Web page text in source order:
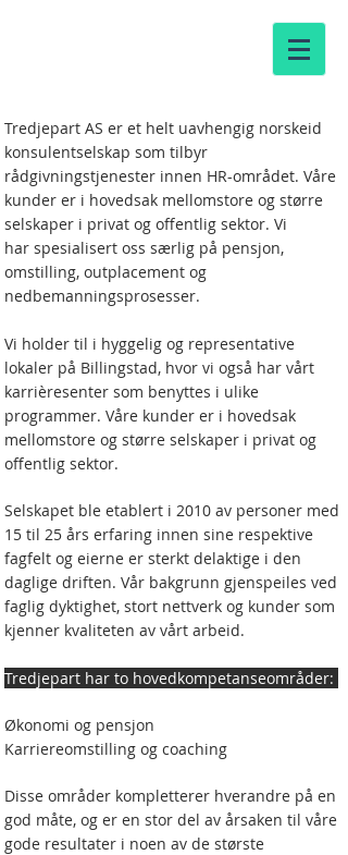
Tredjepart AS er et helt uavhengig norskeid
konsulentselskap som tilbyr
rådgivningstjenester innen HR-området. Våre
kunder er i hovedsak mellomstore og større
selskaper i privat og offentlig sektor. Vi
har spesialisert oss særlig på pensjon,
omstilling, outplacement og
nedbemanningsprosesser.
Vi holder til i hyggelig og representative
lokaler på Billingstad, hvor vi også har vårt
karrièresenter som benyttes i ulike
programmer. Våre kunder er i hovedsak
mellomstore og større selskaper i privat og
offentlig sektor.
Selskapet ble etablert i 2010 av personer med
15 til 25 års erfaring innen sine respektive
fagfelt og eierne er sterkt delaktige i den
daglige driften. Vår bakgrunn gjenspeiles ved
faglig dyktighet, stort nettverk og kunder som
kjenner kvaliteten av vårt arbeid.
Tredjepart har to hovedkompetanseområder:
Økonomi og pensjon
Karriereomstilling og coaching
Disse områder kompletterer hverandre på en
god måte, og er en stor del av årsaken til våre
gode resultater i noen av de største